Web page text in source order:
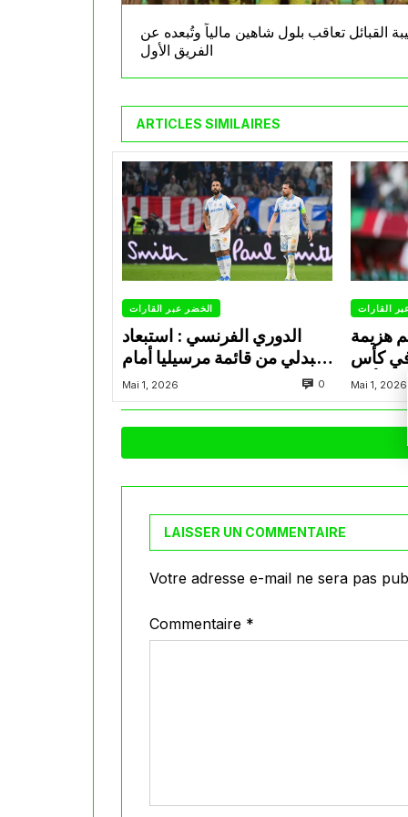
القبائل تعاقب بلول شاهين مالياً وتُبعده عن
الفريق الأول
ARTICLES SIMILAIRES
الخضر عبر القارات
الدوري الفرنسي : استبعاد
عبدلي من قائمة مرسيليا أمام
نانت
Mai 1, 2026 0
القارات
هزيمة
في كأس
الأمير
Mai 1, 2026
LAISSER UN COMMENTAIRE
Votre adresse e-mail ne sera pas
Commentaire *